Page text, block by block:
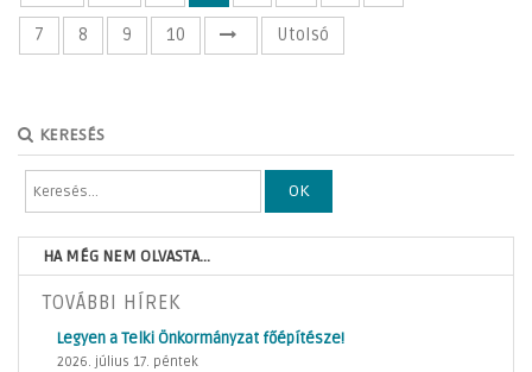
7 8 9 10 Utolsó
KERESÉS
OK
HA MÉG NEM OLVASTA...
TOVÁBBI HÍREK
Legyen a Telki Önkormányzat főépítésze!
2026. július 17. péntek